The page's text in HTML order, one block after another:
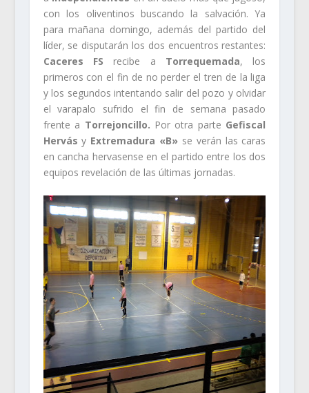
con los oliventinos buscando la salvación. Ya
para mañana domingo, además del partido del
líder, se disputarán los dos encuentros restantes:
Caceres FS recibe a Torrequemada, los
primeros con el fin de no perder el tren de la liga
y los segundos intentando salir del pozo y olvidar
el varapalo sufrido el fin de semana pasado
frente a Torrejoncillo. Por otra parte Gefiscal
Hervás y Extremadura «B» se verán las caras
en cancha hervasense en el partido entre los dos
equipos revelación de las últimas jornadas.